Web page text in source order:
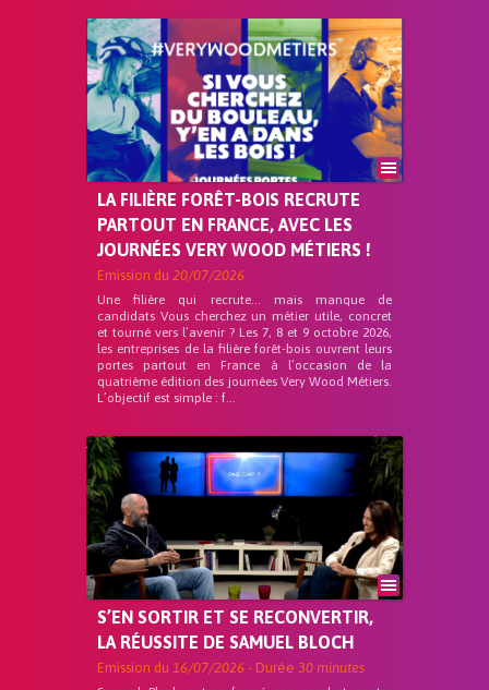
LA FILIÈRE FORÊT-BOIS RECRUTE
PARTOUT EN FRANCE, AVEC LES
JOURNÉES VERY WOOD MÉTIERS !
Emission du 20/07/2026
Une filière qui recrute… mais manque de
candidats Vous cherchez un métier utile, concret
et tourné vers l’avenir ? Les 7, 8 et 9 octobre 2026,
les entreprises de la filière forêt-bois ouvrent leurs
portes partout en France à l’occasion de la
quatrième édition des journées Very Wood Métiers.
L’objectif est simple : f...
S’EN SORTIR ET SE RECONVERTIR,
LA RÉUSSITE DE SAMUEL BLOCH
Emission du 16/07/2026 - Durée 30 minutes